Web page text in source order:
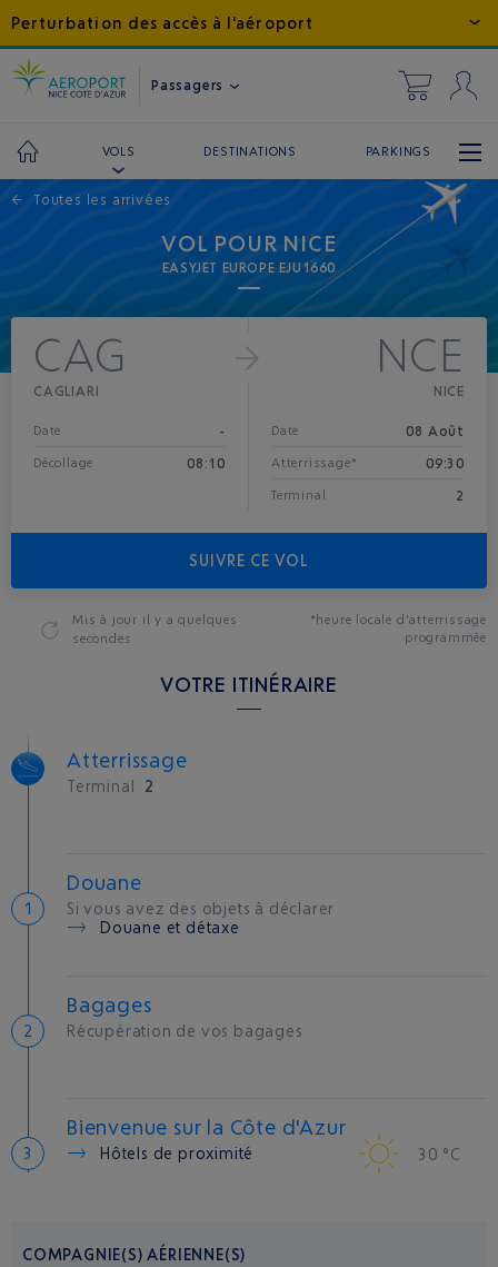
Perturbation des accès à l'aéroport
Passagers
VOLS DESTINATIONS PARKINGS
← Toutes les arrivées
VOL POUR NICE
EASYJET EUROPE EJU1660
CAG
CAGLIARI
Date -
Décollage 08:10
NCE
NICE
Date 08 Août
Atterrissage* 09:30
Terminal 2
SUIVRE CE VOL
Mis à jour il y a quelques
secondes
*heure locale d'atterrissage
programmée
VOTRE ITINÉRAIRE
Atterrissage
Terminal 2
Douane
Si vous avez des objets à déclarer
Douane et détaxe
Bagages
Récupération de vos bagages
Bienvenue sur la Côte d'Azur
Hôtels de proximité 30 °C
COMPAGNIE(S) AÉRIENNE(S)